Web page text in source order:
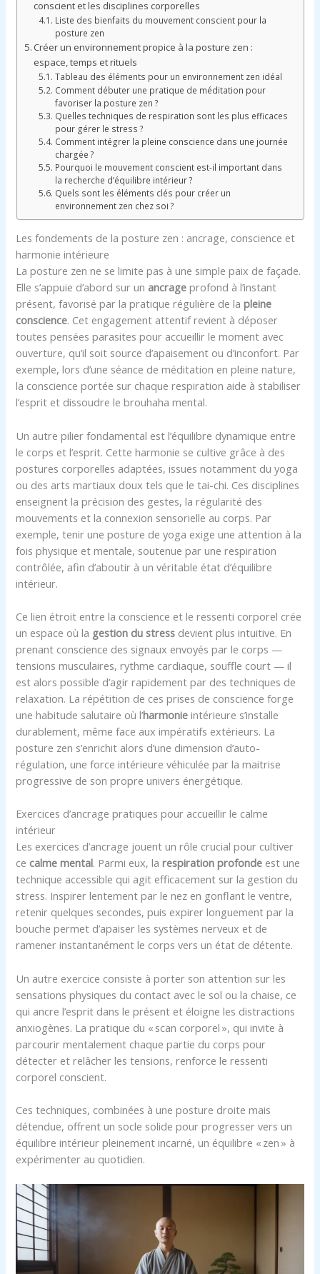
conscient et les disciplines corporelles
Liste des bienfaits du mouvement conscient pour la
posture zen
Créer un environnement propice à la posture zen :
espace, temps et rituels
Tableau des éléments pour un environnement zen idéal
Comment débuter une pratique de méditation pour
favoriser la posture zen ?
Quelles techniques de respiration sont les plus efficaces
pour gérer le stress ?
Comment intégrer la pleine conscience dans une journée
chargée ?
Pourquoi le mouvement conscient est-il important dans
la recherche d’équilibre intérieur ?
Quels sont les éléments clés pour créer un
environnement zen chez soi ?
Les fondements de la posture zen : ancrage, conscience et
harmonie intérieure
La posture zen ne se limite pas à une simple paix de façade.
Elle s’appuie d’abord sur un ancrage profond à l’instant
présent, favorisé par la pratique régulière de lapleine
conscience. Cet engagement attentif revient à déposer
toutes pensées parasites pour accueillir le moment avec
ouverture, qu’il soit source d’apaisement ou d’inconfort. Par
exemple, lors d’une séance de méditation en pleine nature,
la conscience portée sur chaque respiration aide à stabiliser
l’esprit et dissoudre le brouhaha mental.
Un autre pilier fondamental est l’équilibre dynamique entre
le corps et l’esprit. Cette harmonie se cultive grâce à des
postures corporelles adaptées, issues notamment du yoga
ou des arts martiaux doux tels que le tai-chi. Ces disciplines
enseignent la précision des gestes, la régularité des
mouvements et la connexion sensorielle au corps. Par
exemple, tenir une posture de yoga exige une attention à la
fois physique et mentale, soutenue par une respiration
contrôlée, afin d’aboutir à un véritable état d’équilibre
intérieur.
Ce lien étroit entre la conscience et le ressenti corporel crée
un espace où la gestion du stress devient plus intuitive. En
prenant conscience des signaux envoyés par le corps —
tensions musculaires, rythme cardiaque, souffle court — il
est alors possible d’agir rapidement par des techniques de
relaxation. La répétition de ces prises de conscience forge
une habitude salutaire où l’harmonie intérieure s’installe
durablement, même face aux impératifs extérieurs. La
posture zen s’enrichit alors d’une dimension d’auto-
régulation, une force intérieure véhiculée par la maitrise
progressive de son propre univers énergétique.
Exercices d’ancrage pratiques pour accueillir le calme
intérieur
Les exercices d’ancrage jouent un rôle crucial pour cultiver
ce calme mental. Parmi eux, larespiration profonde est une
technique accessible qui agit efficacement sur la gestion du
stress. Inspirer lentement par le nez en gonflant le ventre,
retenir quelques secondes, puis expirer longuement par la
bouche permet d’apaiser les systèmes nerveux et de
ramener instantanément le corps vers un état de détente.
Un autre exercice consiste à porter son attention sur les
sensations physiques du contact avec le sol ou la chaise, ce
qui ancre l’esprit dans le présent et éloigne les distractions
anxiogènes. La pratique du « scan corporel », qui invite à
parcourir mentalement chaque partie du corps pour
détecter et relâcher les tensions, renforce le ressenti
corporel conscient.
Ces techniques, combinées à une posture droite mais
détendue, offrent un socle solide pour progresser vers un
équilibre intérieur pleinement incarné, un équilibre « zen » à
expérimenter au quotidien.